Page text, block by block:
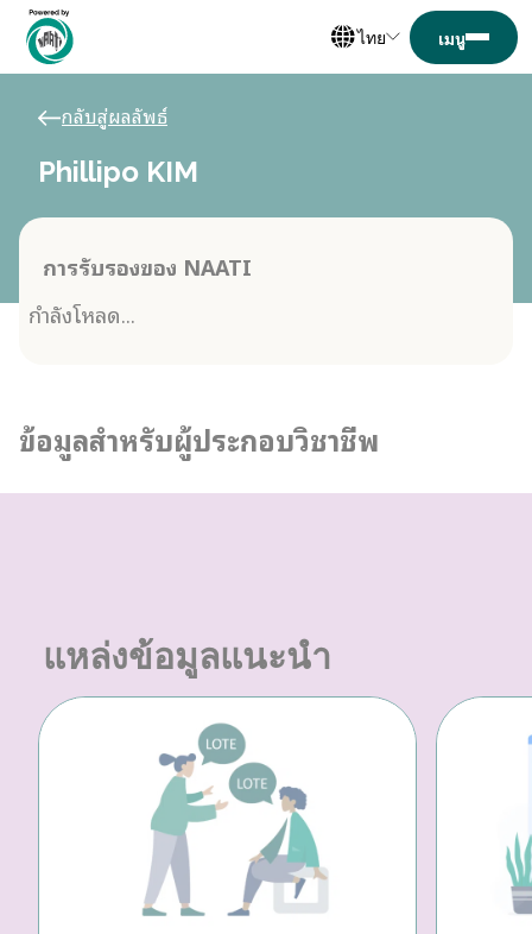
ไทย
กลับสู่ผลลัพธ์
Phillipo KIM
การรับรองของ NAATI
กำลังโหลด...
ข้อมูลสำหรับผู้ประกอบวิชาชีพ
แหล่งข้อมูลแนะนำ